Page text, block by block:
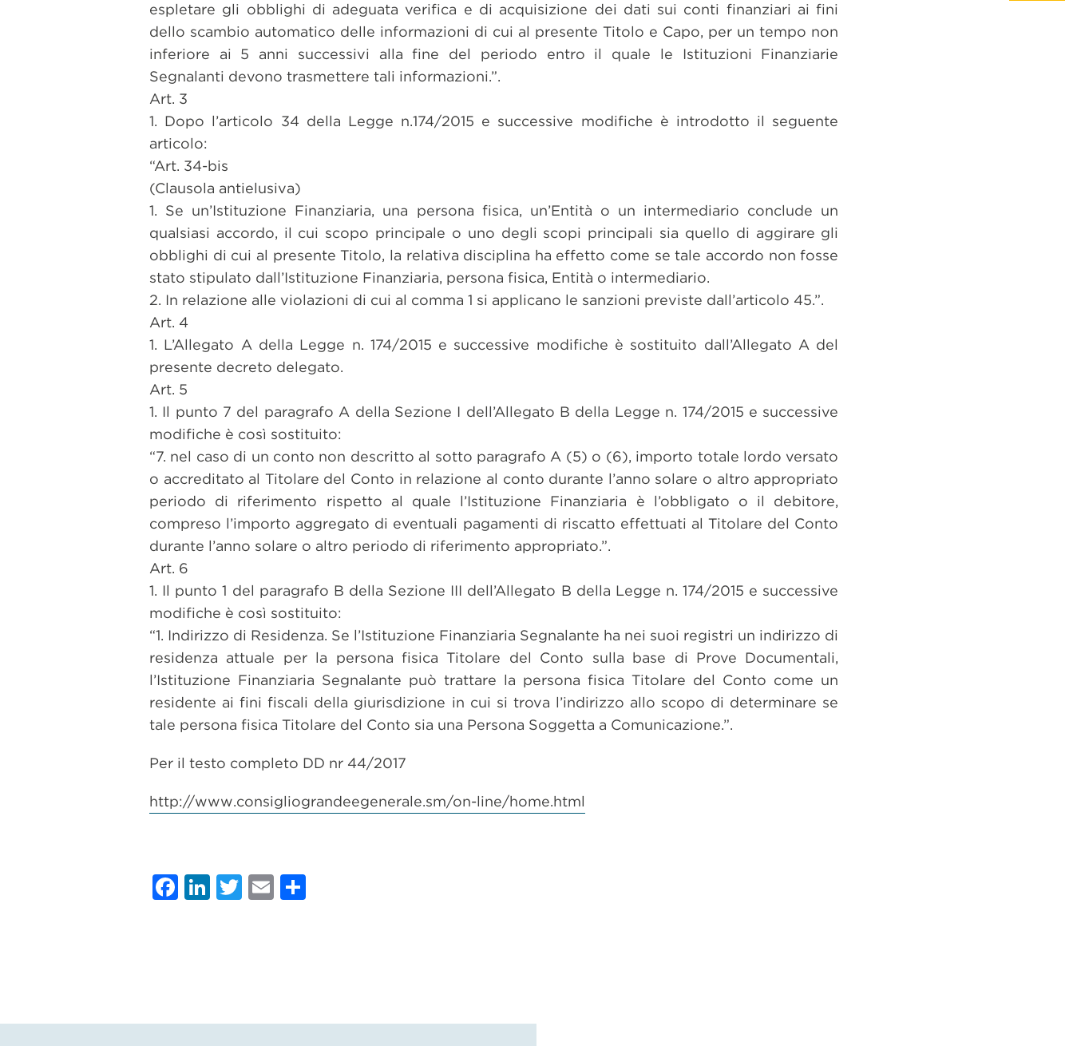
espletare gli obblighi di adeguata verifica e di acquisizione dei dati sui conti finanziari ai fini
dello scambio automatico delle informazioni di cui al presente Titolo e Capo, per un tempo non
inferiore ai 5 anni successivi alla fine del periodo entro il quale le Istituzioni Finanziarie
Segnalanti devono trasmettere tali informazioni.”.
Art. 3
1. Dopo l’articolo 34 della Legge n.174/2015 e successive modifiche è introdotto il seguente
articolo:
“Art. 34-bis
(Clausola antielusiva)
1. Se un’Istituzione Finanziaria, una persona fisica, un’Entità o un intermediario conclude un
qualsiasi accordo, il cui scopo principale o uno degli scopi principali sia quello di aggirare gli
obblighi di cui al presente Titolo, la relativa disciplina ha effetto come se tale accordo non fosse
stato stipulato dall’Istituzione Finanziaria, persona fisica, Entità o intermediario.
2. In relazione alle violazioni di cui al comma 1 si applicano le sanzioni previste dall’articolo 45.”.
Art. 4
1. L’Allegato A della Legge n. 174/2015 e successive modifiche è sostituito dall’Allegato A del
presente decreto delegato.
Art. 5
1. Il punto 7 del paragrafo A della Sezione I dell’Allegato B della Legge n. 174/2015 e successive
modifiche è così sostituito:
“7. nel caso di un conto non descritto al sotto paragrafo A (5) o (6), importo totale lordo versato
o accreditato al Titolare del Conto in relazione al conto durante l’anno solare o altro appropriato
periodo di riferimento rispetto al quale l’Istituzione Finanziaria è l’obbligato o il debitore,
compreso l’importo aggregato di eventuali pagamenti di riscatto effettuati al Titolare del Conto
durante l’anno solare o altro periodo di riferimento appropriato.”.
Art. 6
1. Il punto 1 del paragrafo B della Sezione III dell’Allegato B della Legge n. 174/2015 e successive
modifiche è così sostituito:
“1. Indirizzo di Residenza. Se l’Istituzione Finanziaria Segnalante ha nei suoi registri un indirizzo di
residenza attuale per la persona fisica Titolare del Conto sulla base di Prove Documentali,
l’Istituzione Finanziaria Segnalante può trattare la persona fisica Titolare del Conto come un
residente ai fini fiscali della giurisdizione in cui si trova l’indirizzo allo scopo di determinare se
tale persona fisica Titolare del Conto sia una Persona Soggetta a Comunicazione.”.
Per il testo completo DD nr 44/2017
http://www.consigliograndeegenerale.sm/on-line/home.html
Facebook
LinkedIn
Twitter
Email